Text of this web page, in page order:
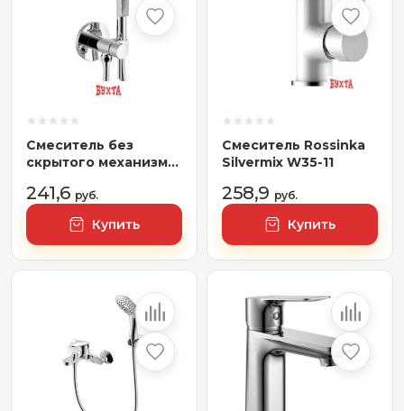
Смеситель без
скрытого механизма
X25-51
241,6 руб.
Купить
Смеситель Rossinka
Silvermix W35-11
258,9 руб.
Купить